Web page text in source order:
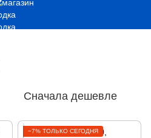
Сначала дешевле
−7% ТОЛЬКО СЕГОДНЯ